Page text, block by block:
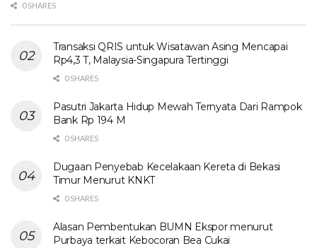
0 SHARES
Transaksi QRIS untuk Wisatawan Asing Mencapai
Rp4,3 T, Malaysia-Singapura Tertinggi
0 SHARES
Pasutri Jakarta Hidup Mewah Ternyata Dari Rampok
Bank Rp 194 M
0 SHARES
Dugaan Penyebab Kecelakaan Kereta di Bekasi
Timur Menurut KNKT
0 SHARES
Alasan Pembentukan BUMN Ekspor menurut
Purbaya terkait Kebocoran Bea Cukai